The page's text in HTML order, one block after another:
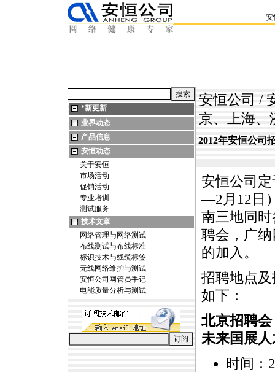
安
*新更新
业界动态
产品信息
安恒动态
关于安恒
市场活动
促销活动
专业培训
测试服务
技术文章
网络管理与网络测试
布线测试与布线标准
标识技术与线缆标签
无线网络维护与测试
安恒公司网管员手记
电能质量分析与测试
安恒公司 /
京、上海、
2012年安恒公司
安恒公司
—2月12日
南三地同
聘会，广
的加入。
招聘地点
如下：
北京招聘
未来国展
时间：